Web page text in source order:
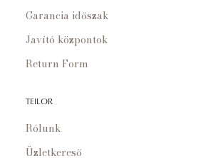
Garancia időszak
Javító központok
Return Form
TEILOR
Rólunk
Üzletkereső